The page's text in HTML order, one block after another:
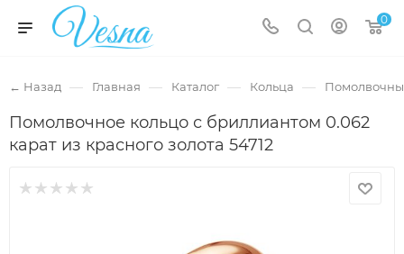
0
← Назад — Главная — Каталог — Кольца —
Помолвочное кольцо с бриллиантом 0.062
карат из красного золота 54712